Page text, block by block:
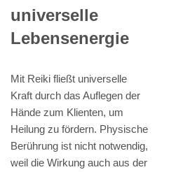
universelle
Lebensenergie
Mit Reiki fließt universelle
Kraft durch das Auflegen der
Hände zum Klienten, um
Heilung zu fördern. Physische
Berührung ist nicht notwendig,
weil die Wirkung auch aus der